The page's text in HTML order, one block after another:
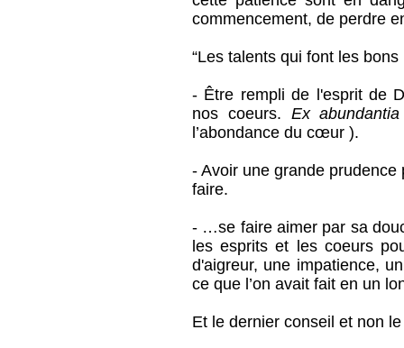
commencement, de perdre
“Les talents qui font les
- Être rempli de l'esprit de
nos coeurs. Ex
l’abondance du cœur ).
- Avoir une grande prudence
faire.
- …se faire aimer par sa
les esprits et les coeurs
d'aigreur, une impatience,
ce que l’on avait fait en un
Et le dernier conseil et non